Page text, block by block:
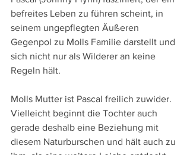
befreites Leben zu führen scheint, in
seinem ungepflegten Äußeren
Gegenpol zu Molls Familie darstellt und
sich nicht nur als Wilderer an keine
Regeln hält.
Molls Mutter ist Pascal freilich zuwider.
Vielleicht beginnt die Tochter auch
gerade deshalb eine Beziehung mit
diesem Naturburschen und hält auch zu